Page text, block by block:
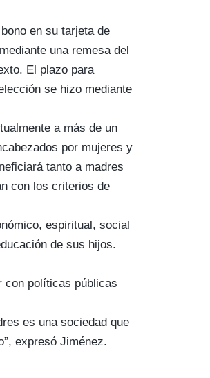
en su tarjeta de
una remesa del
El plazo para
se hizo mediante
a más de un
por mujeres y
tanto a madres
con los criterios de
espiritual, social
de sus hijos.
con políticas públicas
es una sociedad que
expresó Jiménez.